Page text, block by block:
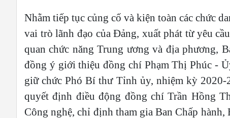
Nhằm tiếp tục củng cố và kiện toàn các chức
vai trò lãnh đạo của Đảng, xuất phát từ yêu
quan chức năng Trung ương và địa phương,
đồng ý giới thiệu đồng chí Phạm Thị Phúc -
giữ chức Phó Bí thư Tỉnh ủy, nhiệm kỳ
quyết định điều động đồng chí Trần Hồng
Công nghệ, chỉ định tham gia Ban Chấp